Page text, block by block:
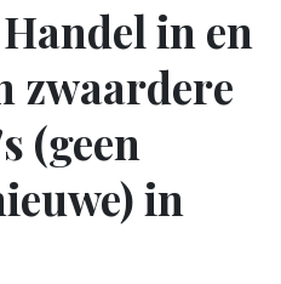
in en
zwaardere
(geen
in